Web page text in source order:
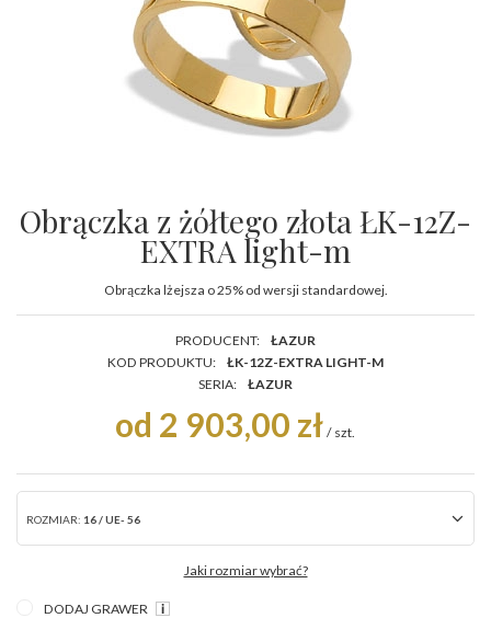
Obrączka z żółtego złota ŁK-12Z-
EXTRA light-m
Obrączka lżejsza o 25% od wersji standardowej.
PRODUCENT:
ŁAZUR
KOD PRODUKTU:
ŁK-12Z-EXTRA LIGHT-M
SERIA:
ŁAZUR
od 2 903,00 zł / szt.
ROZMIAR: 16 / UE- 56
Jaki rozmiar wybrać?
DODAJ GRAWER